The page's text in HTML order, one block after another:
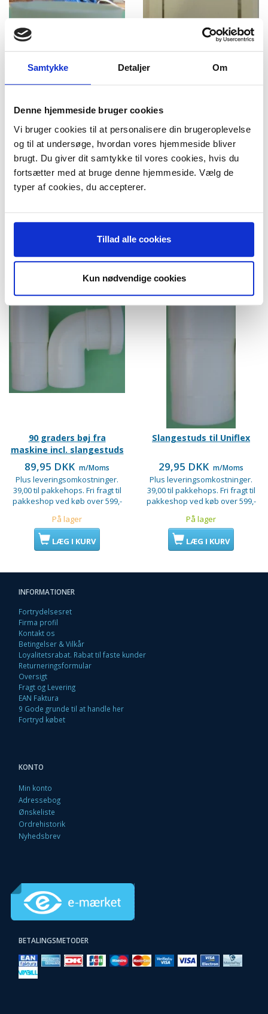
Samtykke Detaljer Om
Denne hjemmeside bruger cookies
Vi bruger cookies til at personalisere din brugeroplevelse
og til at undersøge, hvordan vores hjemmeside bliver
brugt. Du giver dit samtykke til vores cookies, hvis du
fortsætter med at bruge denne hjemmeside. Vælg de
typer af cookies, du accepterer.
Tillad alle cookies
Kun nødvendige cookies
Sugeudtagsforlænger: 25
mm
39,95 DKK m/Moms
Plus leveringsomkostninger.
39,00 til pakkehops. Fri fragt til
pakkeshop ved køb over 599,-
På lager
Udblæsningsventil
199,95 DKKm/Moms
Plus leveringsomkostninger.
På lager
90 graders bøj fra
maskine incl. slangestuds
89,95 DKK m/Moms
Plus leveringsomkostninger.
39,00 til pakkehops. Fri fragt til
pakkeshop ved køb over 599,-
På lager
LÆG I KURV
Slangestuds til Uniflex
29,95 DKK m/Moms
Plus leveringsomkostninger.
39,00 til pakkehops. Fri fragt til
pakkeshop ved køb over 599,-
På lager
LÆG I KURV
INFORMATIONER
Fortrydelsesret
Firma profil
Kontakt os
Betingelser & Vilkår
Loyalitetsrabat. Rabat til faste kunder
Returneringsformular
Oversigt
Fragt og Levering
EAN Faktura
9 Gode grunde til at handle her
Fortryd købet
KONTO
Min konto
Adressebog
Ønskeliste
Ordrehistorik
Nyhedsbrev
BETALINGSMETODER